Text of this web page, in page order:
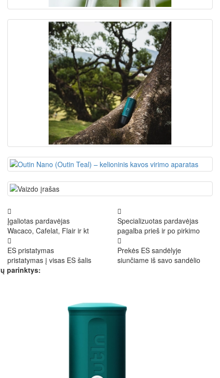
Įgaliotas pardavėjas
Wacaco, Cafelat, Flair ir kt
Specializuotas pardavėjas
pagalba prieš ir po pirkimo
ES pristatymas
pristatymas į visas ES šalis
Prekės ES sandėlyje
siunčiame iš savo sandėlio
parinktys: